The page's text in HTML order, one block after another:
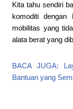
Kita tahu sendiri
komoditi
mobilitas yang
alata berat yang
BACA JUGA:
Bantuan yang